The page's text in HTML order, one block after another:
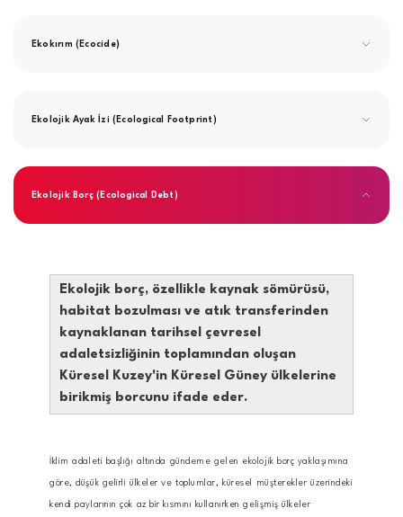
Ekokırım (Ecocide)
Ekolojik Ayak İzi (Ecological Footprint)
Ekolojik Borç (Ecological Debt)
Ekolojik borç, özellikle kaynak sömürüsü,
habitat bozulması ve atık transferinden
kaynaklanan tarihsel çevresel
adaletsizliğinin toplamından oluşan
Küresel Kuzey'in Küresel Güney ülkelerine
birikmiş borcunu ifade eder.
İklim adaleti başlığı altında gündeme gelen ekolojik borç yaklaşımına
göre, düşük gelirli ülkeler ve toplumlar, küresel müşterekler üzerindeki
kendi paylarının çok az bir kısmını kullanırken gelişmiş ülkeler